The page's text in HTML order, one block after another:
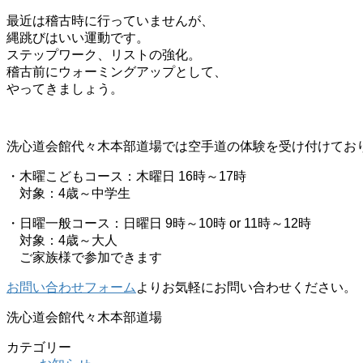
最近は稽古時に行っていませんが、
縄跳びはいい運動です。
ステップワーク、リストの強化。
稽古前にウォーミングアップとして、
やってきましょう。
洗心道会館代々木本部道場では空手道の体験を受け付けてお
・木曜こどもコース：木曜日 16時～17時
対象：4歳～中学生
・日曜一般コース：日曜日 9時～10時 or 11時～12時
対象：4歳～大人
ご家族様で参加できます
お問い合わせフォーム よりお気軽にお問い合わせください。
洗心道会館代々木本部道場
カテゴリー